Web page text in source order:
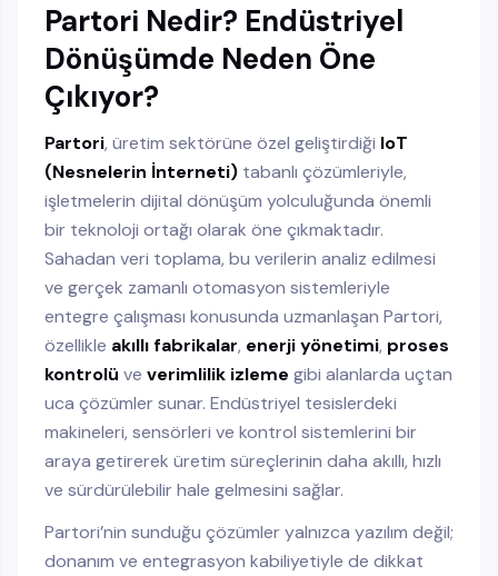
Partori Nedir? Endüstriyel
Dönüşümde Neden Öne
Çıkıyor?
Partori, üretim sektörüne özel geliştirdiği IoT
(Nesnelerin İnterneti) tabanlı çözümleriyle,
işletmelerin dijital dönüşüm yolculuğunda önemli
bir teknoloji ortağı olarak öne çıkmaktadır.
Sahadan veri toplama, bu verilerin analiz edilmesi
ve gerçek zamanlı otomasyon sistemleriyle
entegre çalışması konusunda uzmanlaşan Partori,
özellikle akıllı fabrikalar, enerji yönetimi, proses
kontrolü ve verimlilik izleme gibi alanlarda uçtan
uca çözümler sunar. Endüstriyel tesislerdeki
makineleri, sensörleri ve kontrol sistemlerini bir
araya getirerek üretim süreçlerinin daha akıllı, hızlı
ve sürdürülebilir hale gelmesini sağlar.
Partori’nin sunduğu çözümler yalnızca yazılım değil;
donanım ve entegrasyon kabiliyetiyle de dikkat